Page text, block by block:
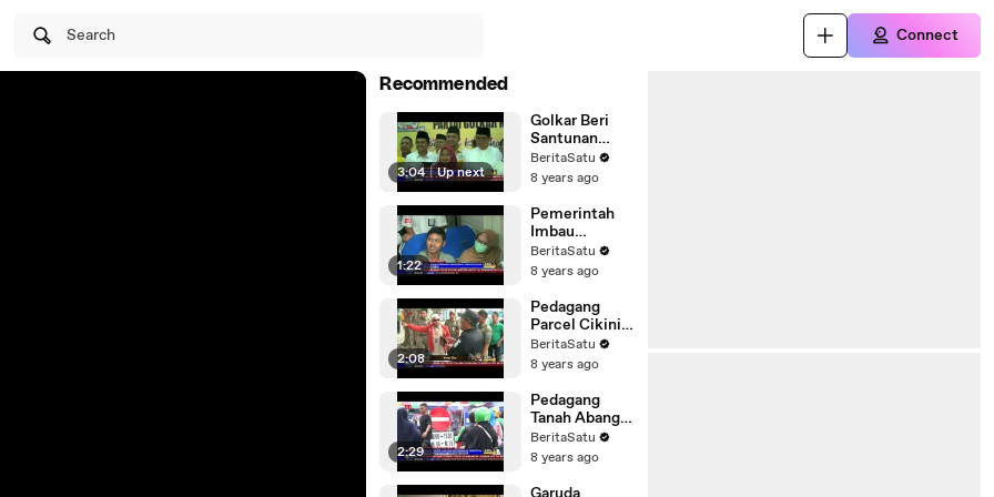
Search Connect
Recommended
3:04 | Up next
Golkar Beri
Santunan
kepada 5.000
Anak Yatim di
BeritaSatu
8 years ago
1:22
Pemerintah
Imbau
Masyarakat
Tidak Mudik
Sepeda Motor
BeritaSatu
8 years ago
2:08
Pedagang
Parcel Cikini
Mengamuk
Saat
BeritaSatu
8 years ago
2:29
Pedagang
Tanah Abang
Tidak Setuju
dengan
Dagang
BeritaSatu
8 years ago